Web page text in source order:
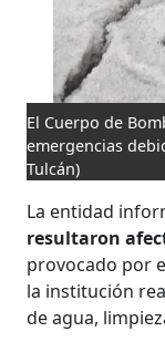
El Cuerpo de
emergencias
Tulcán)
La entidad
resultaron
provocado por
la institución
de agua,